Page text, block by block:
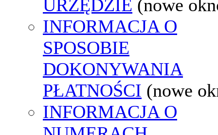
URZĘDZIE (nowe
INFORMACJA O
SPOSOBIE
DOKONYWANIA
PŁATNOŚCI (nowe
INFORMACJA O